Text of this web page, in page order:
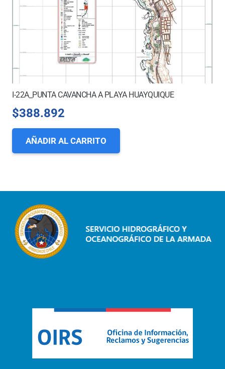
I-22A_PUNTA CAVANCHA A PLAYA HUAYQUIQUE
$388.892
AÑADIR AL CARRITO